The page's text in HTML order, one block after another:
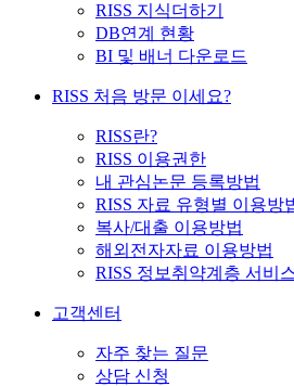
RISS 지식더하기
DB연계 현황
BI 및 배너 다운로드
RISS 처음 방문 이세요?
RISS란?
RISS 이용권한
내 관심논문 등록방법
RISS 자료 유형별 이용방
복사/대출 이용방법
해외전자자료 이용방법
RISS 정보취약계층 서비
고객센터
자주 찾는 질문
상담 신청